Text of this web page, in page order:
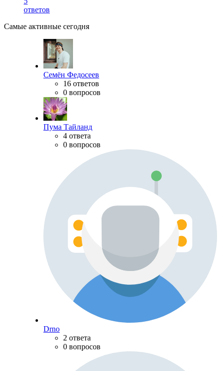
ответов
Самые активные сегодня
Семён Федосеев
16 ответов
0 вопросов
Пума Тайланд
4 ответа
0 вопросов
Drno
2 ответа
0 вопросов